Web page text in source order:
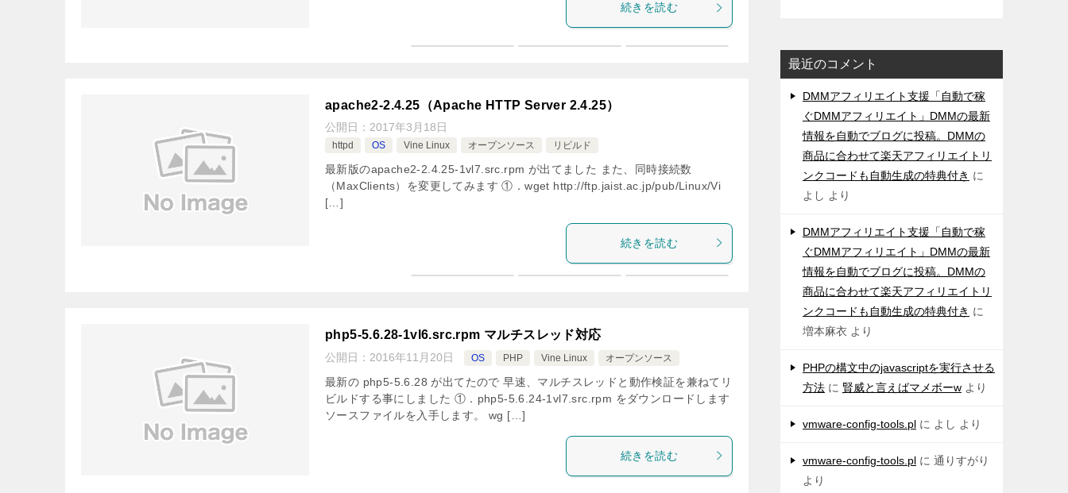
続きを読む
apache2-2.4.25（Apache HTTP Server 2.4.25）
公開日： 2017年3月18日
httpd OS Vine Linux オープンソース リビルド
最新版のapache2-2.4.25-1vl7.src.rpm が出てました また、同時接続数
（MaxClients）を変更してみます ①．wget http://ftp.jaist.ac.jp/pub/Linux/Vi
[…]
続きを読む
php5-5.6.28-1vl6.src.rpm マルチスレッド対応
公開日： 2016年11月20日 OS PHP Vine Linux オープンソース
最新の php5-5.6.28 が出てたので 早速、マルチスレッドと動作検証を兼ねてリ
ビルドする事にしました ①．php5-5.6.24-1vl7.src.rpm をダウンロードします
ソースファイルを入手します。 wg […]
続きを読む
最近のコメント
DMMアフィリエイト支援「自動で稼
ぐDMMアフィリエイト」DMMの最新
情報を自動でブログに投稿。DMMの
商品に合わせて楽天アフィリエイトリ
ンクコードも自動生成の特典付き に
よし より
DMMアフィリエイト支援「自動で稼
ぐDMMアフィリエイト」DMMの最新
情報を自動でブログに投稿。DMMの
商品に合わせて楽天アフィリエイトリ
ンクコードも自動生成の特典付き に
増本麻衣 より
PHPの構文中のjavascriptを実行させる
方法 に 賢威と言えばマメボーw より
vmware-config-tools.pl に よし より
vmware-config-tools.pl に 通りすがり
より